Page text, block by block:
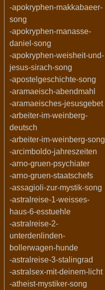
-apokryphen-makkabaeer-
song
-apokryphen-manasse-
daniel-song
-apokryphen-weisheit-und-
jesus-sirach-song
-apostelgeschichte-song
-aramaeisch-abendmahl
-aramaeisches-jesusgebet
-arbeiter-im-weinberg-
deutsch
-arbeiter-im-weinberg-song
-arcimboldo-jahreszeiten
-arno-gruen-psychiater
-arno-gruen-staatschefs
-assagioli-zur-mystik-song
-astralreise-1-weisses-
haus-6-esstuehle
-astralreise-2-
unterdenlinden-
bollerwagen-hunde
-astralreise-3-stalingrad
-astralsex-mit-deinem-licht
-atheist-mystiker-song